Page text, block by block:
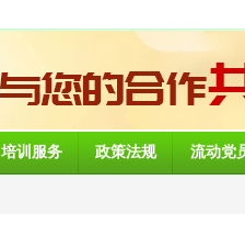
培训服务 政策法规 流动党